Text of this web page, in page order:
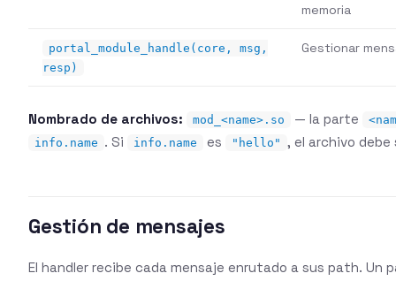
memoria
portal_module_handle(core, msg,
resp)
Gestionar
Nombrado de archivos: mod_<name>.so — la parte
info.name . Si info.name es "hello" , el archivo
Gestión de mensajes
El handler recibe cada mensaje enrutado a sus path. Un